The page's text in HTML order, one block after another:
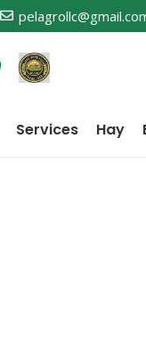
Services Hay